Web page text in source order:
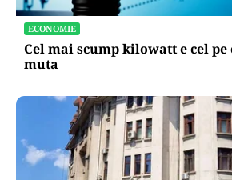
ECONOMIE
Cel mai scump kilowatt e cel
muta